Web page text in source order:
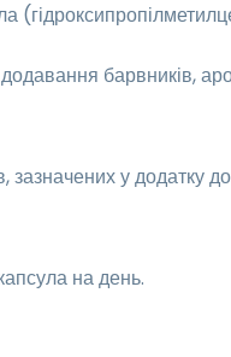
барвників,
зазначених у додатку
на день.